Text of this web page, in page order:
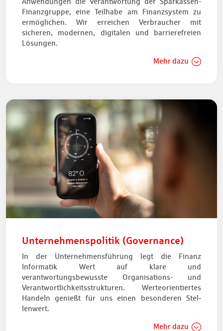
Finanzgruppe, eine Teilhabe am Finanzsystem zu
ermöglichen. Wir erreichen Verbraucher mit
sicheren, modernen, digitalen und barrierefreien
Lösungen.
Mehr dazu
Unternehmenspolitik (Governance)
In der Unternehmensführung legt die Finanz
Informatik Wert auf klare und
verantwortungsbewusste Organisations- und
Verantwortlichkeitsstrukturen. Werteorientiertes
Handeln genießt für uns einen besonderen Stel­
lenwert.
Mehr dazu